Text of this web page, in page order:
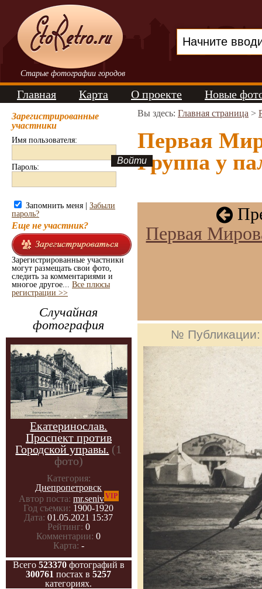
Старые фотографии городов
Главная Карта О проекте Новые
Зарегистрированные
участники
Имя пользователя:
Пароль:
Запомнить меня | Забыли
пароль?
Еще не участник?
Зарегистрированные участники
могут размещать свои фото,
следить за комментариями и
многое другое... Все плюсы
регистрации >>
Случайная
фотография
Екатеринослав.
Проспект против
Городской управы. (1
фото)
Категория:
Днепропетровск
Автор поста: mr.senivVIP
Год съемки: 1900-1920
Дата: 01.05.2021 15:37
Рейтинг: 0
Комментарии: 0
Карта: -
Всего 523370 фотографий в
300761 постах в5257
категориях.
Вы здесь: Главная страница >
Первая
Группа у
Первая
№